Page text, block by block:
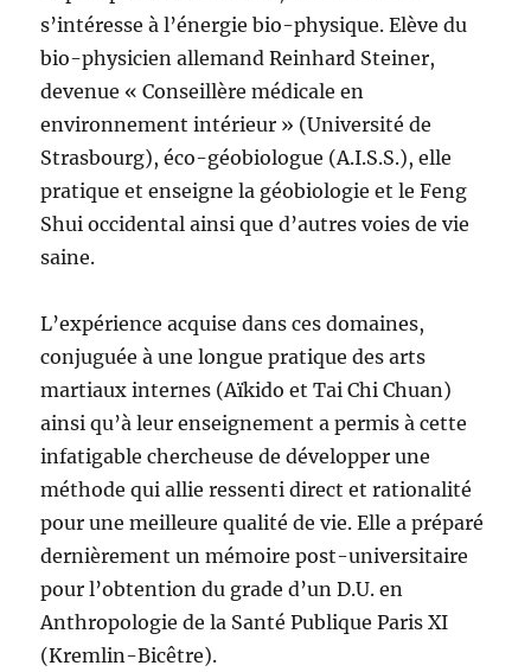
s’intéresse à l’énergie bio-physique. Elève du
bio-physicien allemand Reinhard Steiner,
devenue « Conseillère médicale en
environnement intérieur » (Université de
Strasbourg), éco-géobiologue (A.I.S.S.), elle
pratique et enseigne la géobiologie et le Feng
Shui occidental ainsi que d’autres voies de vie
saine.
L’expérience acquise dans ces domaines,
conjuguée à une longue pratique des arts
martiaux internes (Aïkido et Tai Chi Chuan)
ainsi qu’à leur enseignement a permis à cette
infatigable chercheuse de développer une
méthode qui allie ressenti direct et rationalité
pour une meilleure qualité de vie. Elle a préparé
dernièrement un mémoire post-universitaire
pour l’obtention du grade d’un D.U. en
Anthropologie de la Santé Publique Paris XI
(Kremlin-Bicêtre).